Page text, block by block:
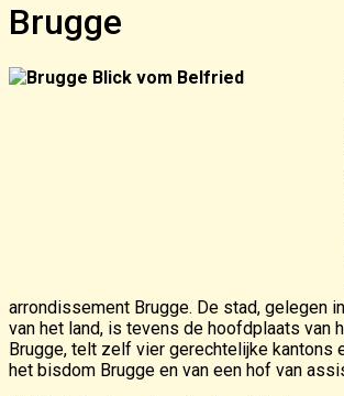
Brugge
arrondissement Brugge. De stad, gelegen
van het land, is tevens de hoofdplaats van
Brugge, telt zelf vier gerechtelijke kantons
het bisdom Brugge en van een hof van